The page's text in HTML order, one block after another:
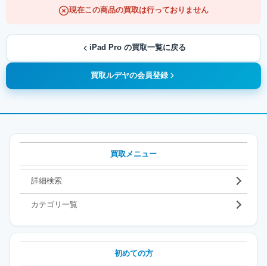
現在この商品の買取は行っておりません
iPad Pro の買取一覧に戻る
買取ルデヤの会員登録
買取メニュー
詳細検索
カテゴリ一覧
初めての方